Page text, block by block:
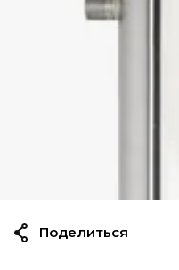
Поделиться